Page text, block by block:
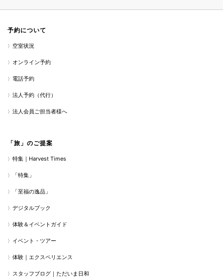
予約について
空室状況
オンライン予約
電話予約
法人予約（代行）
法人会員ご担当者様へ
「旅」のご提案
特集｜Harvest Times
「特集」
「至福の逸品」
デジタルブック
体験＆イベントガイド
イベント・ツアー
体験｜エクスペリエンス
スタッフブログ｜ただいま日和